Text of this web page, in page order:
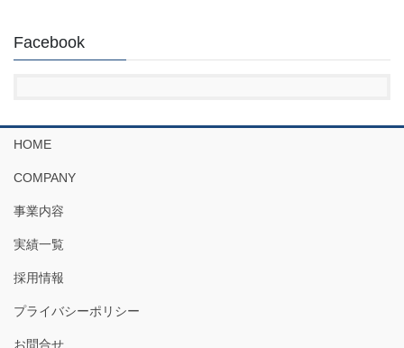
Facebook
HOME
COMPANY
事業内容
実績一覧
採用情報
プライバシーポリシー
お問合せ